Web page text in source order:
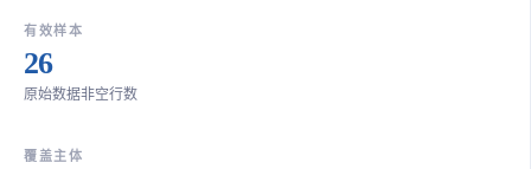
有效样本
26
原始数据非空行数
覆盖主体